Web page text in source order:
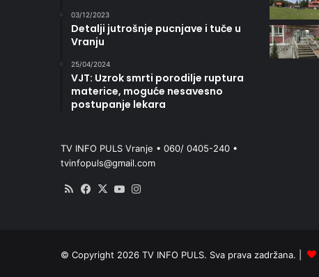
03/12/2023
Detalji jutrošnje pucnjave i tuče u
Vranju
25/04/2024
VJT: Uzrok smrti porodilje ruptura
materice, moguće nesavesno
postupanje lekara
TV INFO PULS Vranje • 060/ 0405-240 •
tvinfopuls@gmail.com
RSS Facebook
X YouTube
© Copyright 2026 TV INFO PULS. Sva prava zadržana. |